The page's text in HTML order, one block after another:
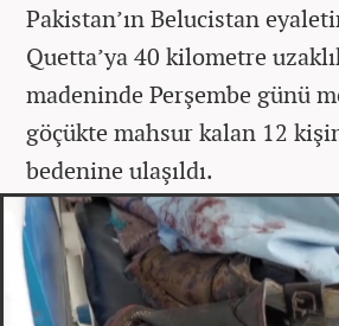
Pakistan’ın Belucistan
Quetta’ya 40 kilometre
madeninde Perşembe günü
göçükte mahsur kalan 12
bedenine ulaşıldı.